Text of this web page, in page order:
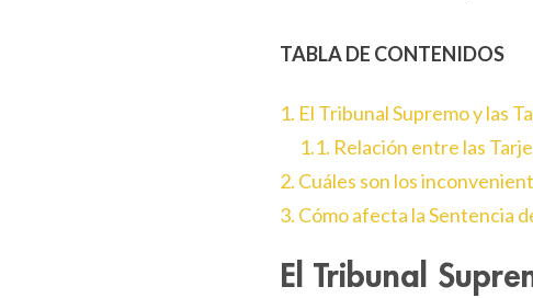
TABLA DE CONTENIDOS
1. El Tribunal Supremo y las
1.1. Relación entre las
2. Cuáles son los
3. Cómo afecta la Sentencia
El Tribunal